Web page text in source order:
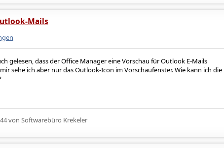
Mails
gelesen, dass der Office Manager eine Vorschau für Outlook E-Mails
sehe ich aber nur das Outlook-Icon im Vorschaufenster. Wie kann ich die
von Softwarebüro Krekeler